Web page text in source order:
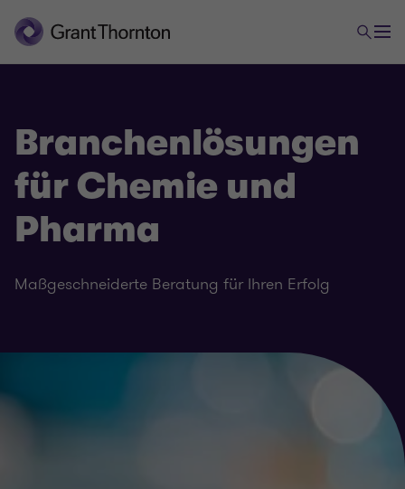
Branchenlösungen
für Chemie und
Pharma
Maßgeschneiderte Beratung für Ihren Erfolg